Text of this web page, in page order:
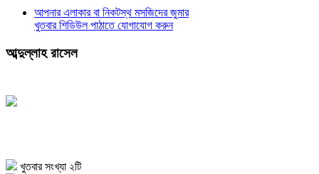
আপনার এলাকার বা নিকটস্থ মসজিদের জুমার
খুতবার শিডিউল পাঠাতে যোগাযোগ করুন
আব্দুল্লাহ রাসেল
খুতবার সংখ্যা ২টি